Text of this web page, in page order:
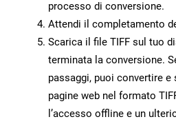
processo di conversione.
Attendi il completamento
Scarica il file TIFF sul tuo
terminata la conversione.
passaggi, puoi convertire
pagine web nel formato
l’accesso offline e un